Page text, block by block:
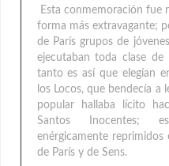
Esta conmemoración fue
forma más extravagante;
de París grupos de
ejecutaban toda clase de
tanto es así que elegían
los Locos, que bendecía a
popular hallaba lícito
Santos Inocentes;
enérgicamente
de París y de Sens.